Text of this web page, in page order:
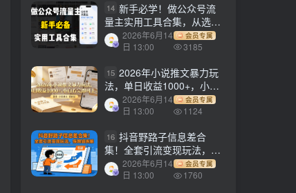
14 新手必学！做公众号流
量主实用工具合集，从选题
到变现，一篇搞定（新手必
备）
2026年6月14
日 13:00
会员专属
3185
15 2026年小说推文暴力玩
法，单日收益1000+，小白
看完即可上手
2026年6月14
日 13:00
会员专属
1124
16 抖音野路子信息差合
集！全套引流变现玩法，保
姆级拆解
2026年6月14
日 13:00
会员专属
1760